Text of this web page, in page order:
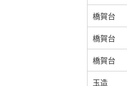
橋賀台
橋賀台
橋賀台
玉造